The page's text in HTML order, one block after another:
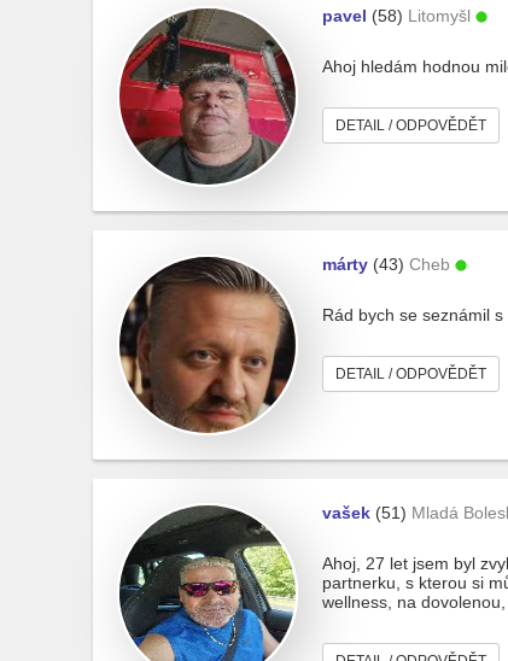
pavel (58) Litomyšl
Ahoj hledám hodnou
DETAIL / ODPOVĚDĚT
márty (43) Cheb
Rád bych se seznámil
DETAIL / ODPOVĚDĚT
vašek (51) Mladá
Ahoj, 27 let jsem byl
partnerku, s kterou si
wellness, na dovolenou,